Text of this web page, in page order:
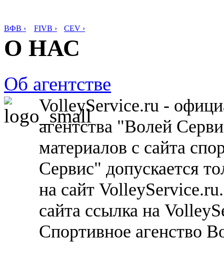
ВФВ › FIVB › CEV ›
О НАС
Об агентстве
VolleyService.ru -
агентства "Волей
материалов с сайта
Сервис" допускается
на сайт
сайта ссылка на
Спортивное агенство